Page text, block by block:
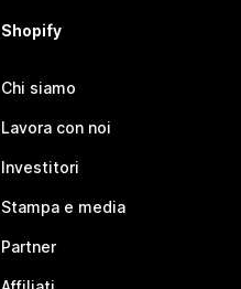
Shopify
Chi siamo
Lavora con noi
Investitori
Stampa e media
Partner